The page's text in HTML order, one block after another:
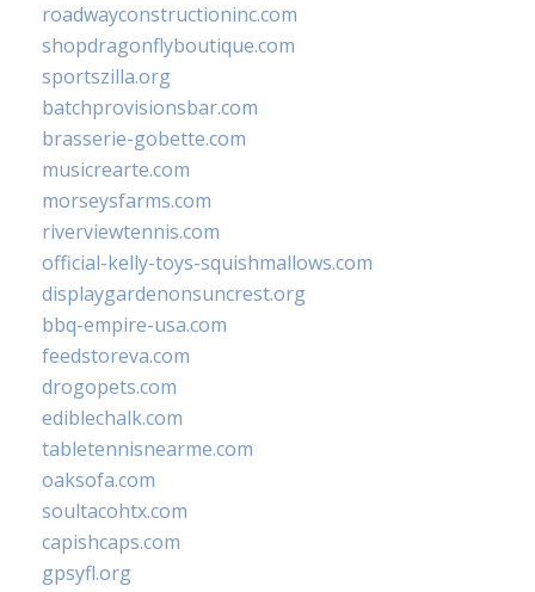
roadwayconstructioninc.com
shopdragonflyboutique.com
sportszilla.org
batchprovisionsbar.com
brasserie-gobette.com
musicrearte.com
morseysfarms.com
riverviewtennis.com
official-kelly-toys-squishmallows.com
displaygardenonsuncrest.org
bbq-empire-usa.com
feedstoreva.com
drogopets.com
ediblechalk.com
tabletennisnearme.com
oaksofa.com
soultacohtx.com
capishcaps.com
gpsyfl.org